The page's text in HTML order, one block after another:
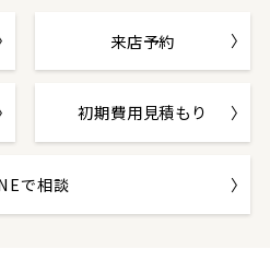
来店予約
初期費用見積もり
で相談